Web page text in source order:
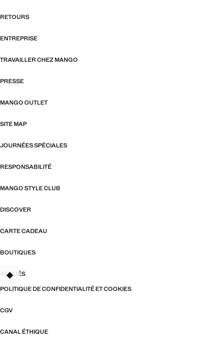
RETOURS
ENTREPRISE
TRAVAILLER CHEZ MANGO
PRESSE
MANGO OUTLET
SITE MAP
JOURNÉES SPÉCIALES
RESPONSABILITÉ
MANGO STYLE CLUB
DISCOVER
CARTE CADEAU
BOUTIQUES
AFFILIÉS
POLITIQUE DE CONFIDENTIALITÉ ET COOKIES
CGV
CANAL ÉTHIQUE